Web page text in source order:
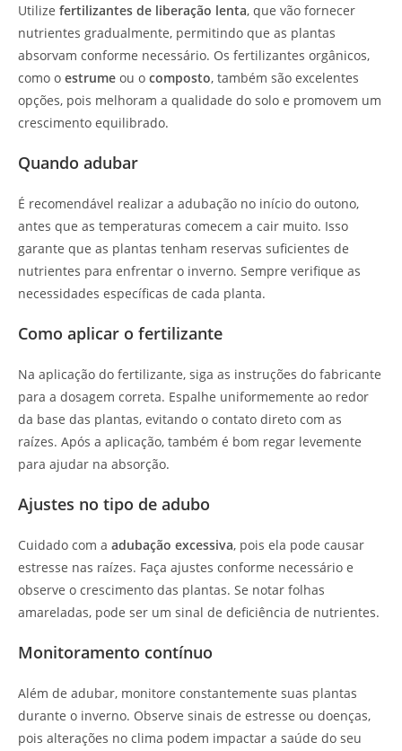
Utilize fertilizantes de liberação lenta, que vão fornecer
nutrientes gradualmente, permitindo que as plantas
absorvam conforme necessário. Os fertilizantes orgânicos,
como o estrume ou o composto, também são excelentes
opções, pois melhoram a qualidade do solo e promovem um
crescimento equilibrado.
Quando adubar
É recomendável realizar a adubação no início do outono,
antes que as temperaturas comecem a cair muito. Isso
garante que as plantas tenham reservas suficientes de
nutrientes para enfrentar o inverno. Sempre verifique as
necessidades específicas de cada planta.
Como aplicar o fertilizante
Na aplicação do fertilizante, siga as instruções do fabricante
para a dosagem correta. Espalhe uniformemente ao redor
da base das plantas, evitando o contato direto com as
raízes. Após a aplicação, também é bom regar levemente
para ajudar na absorção.
Ajustes no tipo de adubo
Cuidado com a adubação excessiva, pois ela pode causar
estresse nas raízes. Faça ajustes conforme necessário e
observe o crescimento das plantas. Se notar folhas
amareladas, pode ser um sinal de deficiência de nutrientes.
Monitoramento contínuo
Além de adubar, monitore constantemente suas plantas
durante o inverno. Observe sinais de estresse ou doenças,
pois alterações no clima podem impactar a saúde do seu